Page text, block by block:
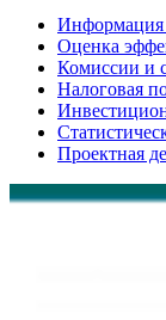
Оценка
Комиссии и
Налоговая
Проектная